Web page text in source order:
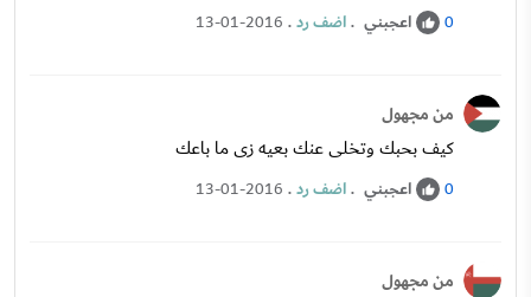
0 اعجبني .اضف رد.
13-01-2016
من مجهول
كيف بحبك وتخلى عنك بعيه زى ما باعك
0 اعجبني .اضف رد.
13-01-2016
من مجهول